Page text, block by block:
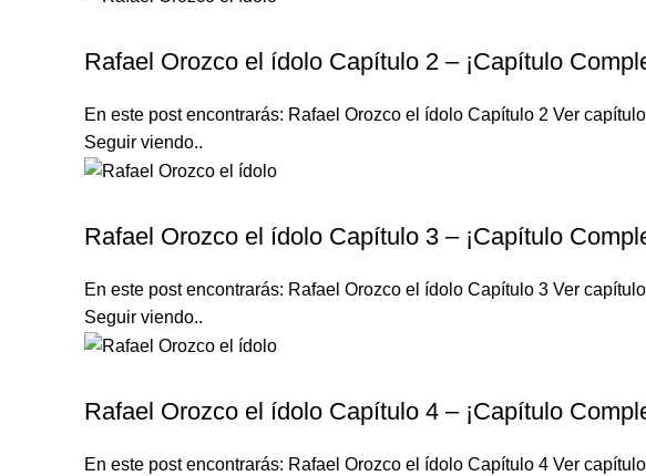
Rafael Orozco el ídolo Capítulo 2 – ¡Capítulo
En este post encontrarás: Rafael Orozco el ídolo Capítulo 2 Ver
Seguir viendo..
Rafael Orozco el ídolo Capítulo 3 – ¡Capítulo
En este post encontrarás: Rafael Orozco el ídolo Capítulo 3 Ver
Seguir viendo..
Rafael Orozco el ídolo Capítulo 4 – ¡Capítulo
En este post encontrarás: Rafael Orozco el ídolo Capítulo 4 Ver